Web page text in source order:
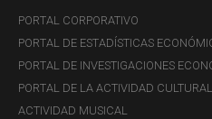
PORTAL CORPORATIVO
PORTAL DE ESTADÍSTICAS
PORTAL DE INVESTIGACIONES
PORTAL DE LA ACTIVIDAD CULTURAL
ACTIVIDAD MUSICAL